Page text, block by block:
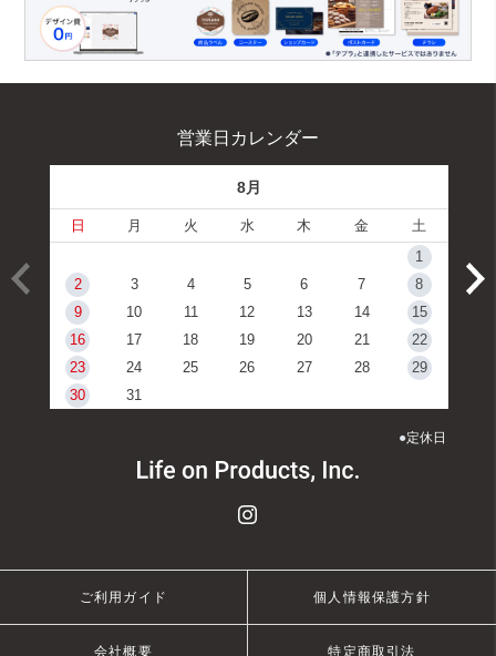
営業日カレンダー
8月
日 月 火 水 木 金
土
1
2
3 4 5 6 7
8
9
10 11 12 13 14
15
16
17 18 19 20 21
22
23
24 25 26 27 28
29
30
31
●定休日
ご利用ガイド 個人情報保護方針
会社概要 特定商取引法